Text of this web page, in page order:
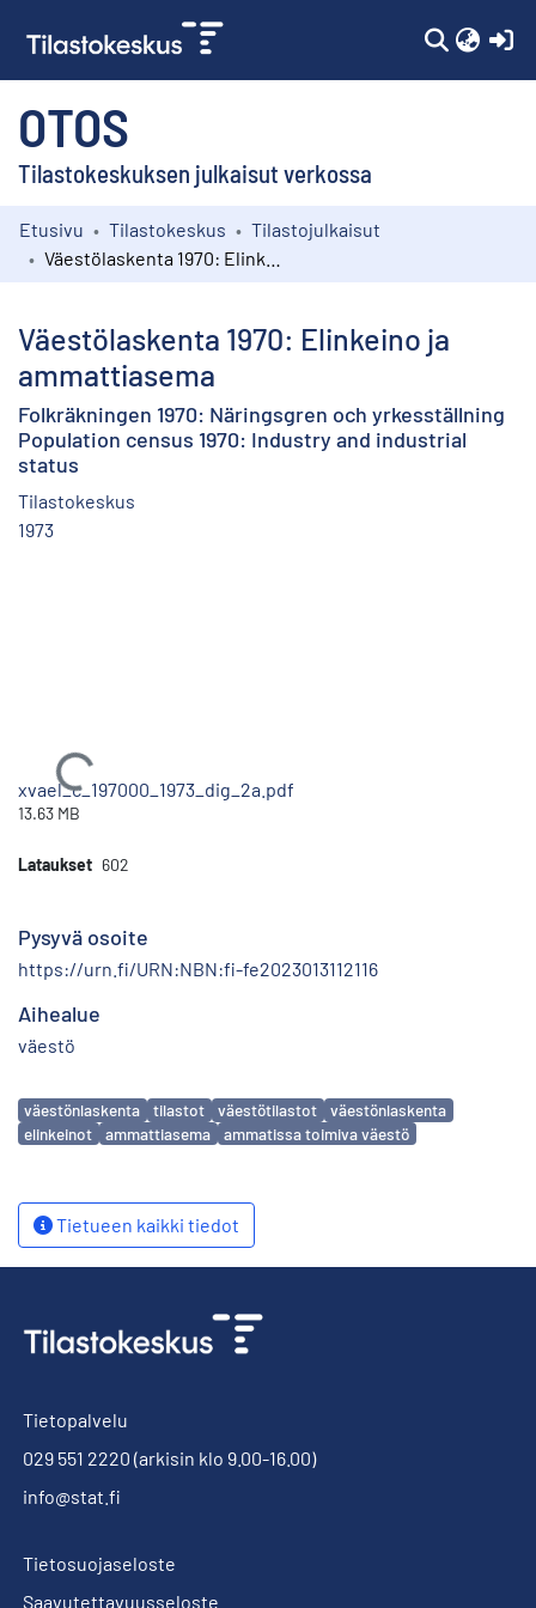
OTOS
Tilastokeskuksen julkaisut verkossa
Kokoelmat
Etusivu Tilastokeskus
Tilastojulkaisut
Väestölaskenta 1970: Elinkeino ja
ammattiasema
Folkräkningen 1970: Näringsgren och yrkesställning
Population census 1970: Industry and industrial
status
Tilastokeskus
1973
Ladataan...
xvael_c_197000_1973_dig_2a.pdf
13.63 MB
Lataukset 602
Pysyvä osoite
https://urn.fi/URN:NBN:fi-fe2023013112116
Aihealue
väestö
Avainsanat
väestönlaskenta tilastot väestötilastot
väestönlaskenta
elinkeinot
ammattiasema ammatissa toimiva väestö
Tietueen kaikki tiedot
Tietopalvelu
029 551 2220 (arkisin klo 9.00-16.00)
info@stat.fi
Tietosuojaseloste
Saavutettavuusseloste